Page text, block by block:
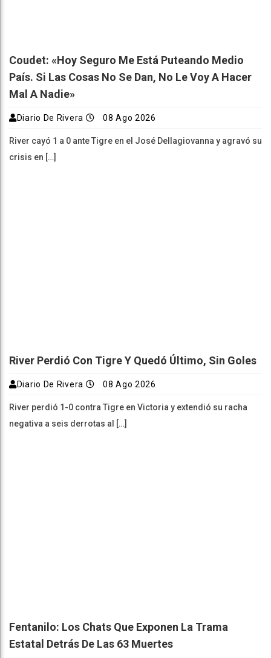
Coudet: «Hoy Seguro Me Está Puteando Medio
País. Si Las Cosas No Se Dan, No Le Voy A Hacer
Mal A Nadie»
Diario De Rivera 08 Ago 2026
River cayó 1 a 0 ante Tigre en el José Dellagiovanna y agravó su
crisis en […]
River Perdió Con Tigre Y Quedó Último, Sin Goles
Diario De Rivera 08 Ago 2026
River perdió 1-0 contra Tigre en Victoria y extendió su racha
negativa a seis derrotas al […]
Fentanilo: Los Chats Que Exponen La Trama
Estatal Detrás De Las 63 Muertes